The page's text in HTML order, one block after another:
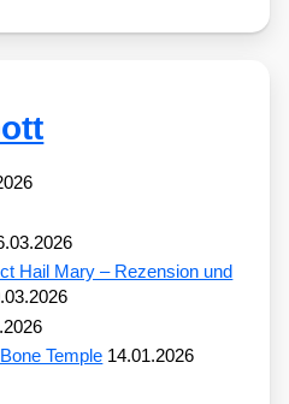
Hail Mary – Rezension und
Temple 14.01.2026